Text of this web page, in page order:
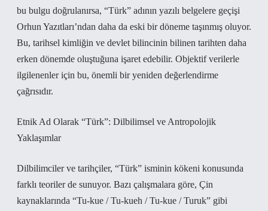
bu bulgu doğrulanırsa, “Türk” adının yazılı belgelere geçişi
Orhun Yazıtları’ndan daha da eski bir döneme taşınmış oluyor.
Bu, tarihsel kimliğin ve devlet bilincinin bilinen tarihten daha
erken dönemde oluştuğuna işaret edebilir. Objektif verilerle
ilgilenenler için bu, önemli bir yeniden değerlendirme
çağrısıdır.
Etnik Ad Olarak “Türk”: Dilbilimsel ve Antropolojik
Yaklaşımlar
Dilbilimciler ve tarihçiler, “Türk” isminin kökeni konusunda
farklı teoriler de sunuyor. Bazı çalışmalara göre, Çin
kaynaklarında “Tu‑kue / Tu‑kueh / Tu‑kue / Turuk” gibi